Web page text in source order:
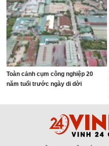
Toàn cảnh cụm công nghiệp 20
năm tuổi trước ngày di dời